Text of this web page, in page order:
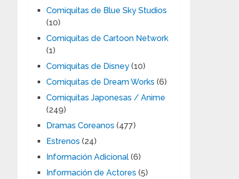
Comiquitas de Blue Sky Studios
(10)
Comiquitas de Cartoon Network
(1)
Comiquitas de Disney (10)
Comiquitas de Dream Works (6)
Comiquitas Japonesas / Anime
(249)
Dramas Coreanos (477)
Estrenos (24)
Información Adicional (6)
Información de Actores (5)